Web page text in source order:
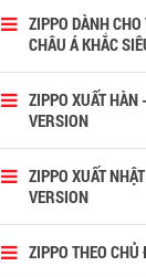
ZIPPO DÀNH
CHÂU Á KHẮC
ZIPPO XUẤT HÀN
VERSION
ZIPPO XUẤT
VERSION
ZIPPO THEO CHỦ